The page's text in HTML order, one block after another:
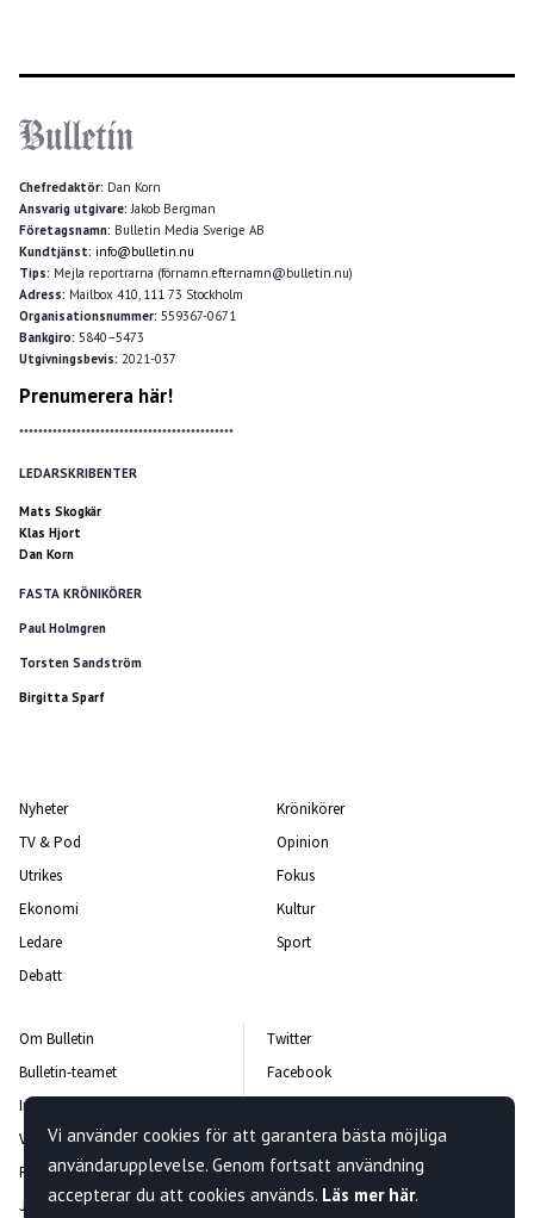
Chefredaktör: Dan Korn
Ansvarig utgivare: Jakob Bergman
Företagsnamn: Bulletin Media Sverige AB
Kundtjänst: info@bulletin.nu
Tips: Mejla reportrarna (förnamn.efternamn@bulletin.nu)
Adress: Mailbox 410, 111 73 Stockholm
Organisationsnummer: 559367-0671
Bankgiro: 5840–5473
Utgivningsbevis: 2021-037
Prenumerera här!
*********************************************
LEDARSKRIBENTER
Mats Skogkär
Klas Hjort
Dan Korn
FASTA KRÖNIKÖRER
Paul Holmgren
Torsten Sandström
Birgitta Sparf
Nyheter
TV & Pod
Utrikes
Ekonomi
Ledare
Debatt
Krönikörer
Opinion
Fokus
Kultur
Sport
Om Bulletin
Bulletin-teamet
Integritetspolicy
Vanliga frågor och svar
Rättelsepolicy
Jobba hos oss
Twitter
Facebook
Kontakta oss
Nyhetsbrev
Vi använder cookies för att garantera bästa möjliga
användarupplevelse. Genom fortsatt användning
accepterar du att cookies används. Läs mer här.